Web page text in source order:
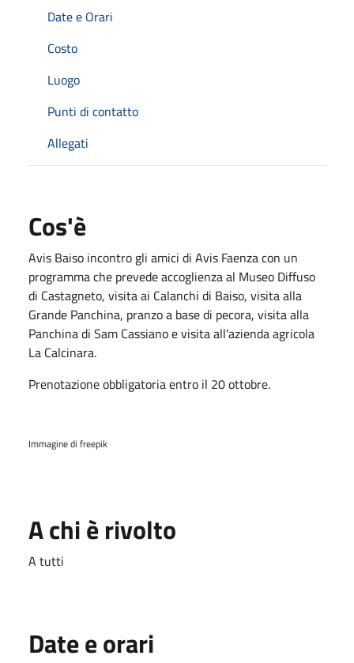
Date e Orari
Costo
Luogo
Punti di contatto
Allegati
Cos'è
Avis Baiso incontro gli amici di Avis Faenza con un
programma che prevede accoglienza al Museo Diffuso
di Castagneto, visita ai Calanchi di Baiso, visita alla
Grande Panchina, pranzo a base di pecora, visita alla
Panchina di Sam Cassiano e visita all'azienda agricola
La Calcinara.
Prenotazione obbligatoria entro il 20 ottobre.
Immagine di freepik
A chi è rivolto
A tutti
Date e orari